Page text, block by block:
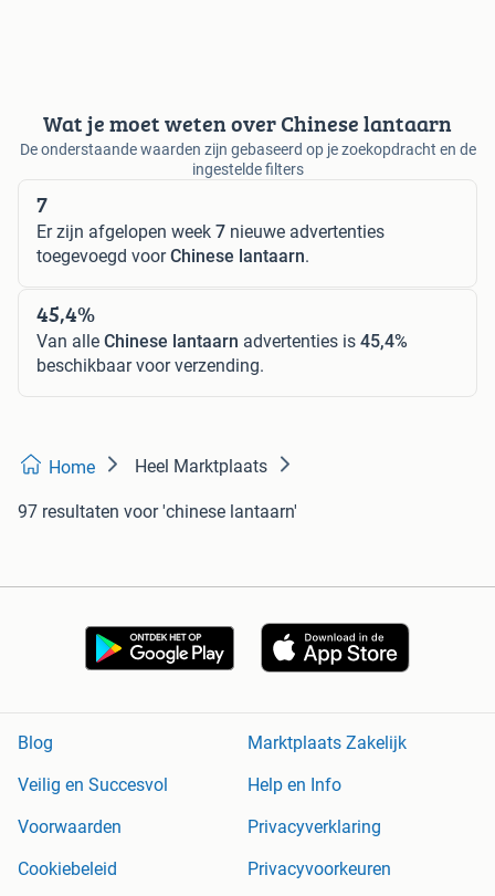
Wat je moet weten over Chinese lantaarn
De onderstaande waarden zijn gebaseerd op je zoekopdracht en de
ingestelde filters
7
Er zijn afgelopen week 7 nieuwe advertenties
toegevoegd voorChinese lantaarn.
45,4%
Van alle Chinese lantaarn advertenties is 45,4%
beschikbaar voor verzending.
Home Heel Marktplaats
97 resultaten voor 'chinese lantaarn'
Blog
Marktplaats Zakelijk
Veilig en Succesvol
Help en Info
Voorwaarden
Privacyverklaring
Cookiebeleid
Privacyvoorkeuren